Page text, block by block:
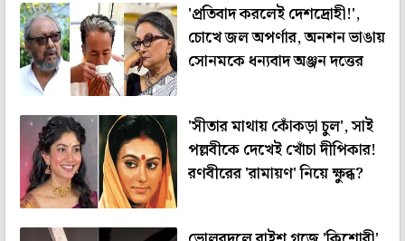
'প্রতিবাদ করলেই দেশদ্রোহী!',
চোখে জল অপর্ণার, অনশন ভাঙায়
সোনমকে ধন্যবাদ অঞ্জন দত্তের
'সীতার মাথায় কোঁকড়া চুল', সাই
পল্লবীকে দেখেই খোঁচা দীপিকার!
রণবীরের 'রামায়ণ' নিয়ে ক্ষুব্ধ?